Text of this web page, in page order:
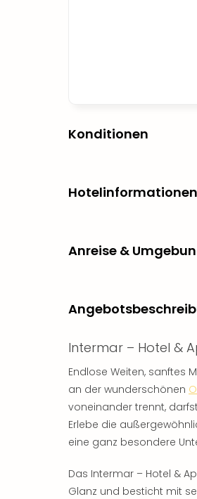
Konditionen
Hotelinformationen
Anreise &
Intermar – Hotel &
Endlose Weiten, sanftes
an der wunderschönen
voneinander trennt,
Erlebe die
eine ganz besondere
Das Intermar – Hotel &
Glanz und besticht mit